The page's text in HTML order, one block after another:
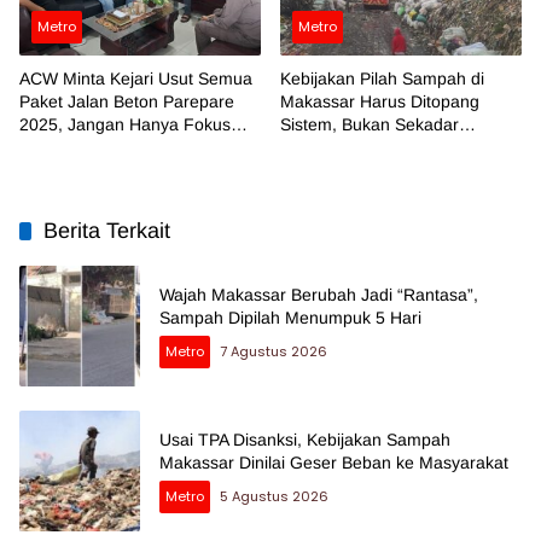
Metro
ACW Minta Kejari Usut Semua
Paket Jalan Beton Parepare
2025, Jangan Hanya Fokus
Metro
Kebijakan Pilah Sampah di
Makassar Harus Ditopang
Sistem, Bukan Sekadar
Berita Terkait
Wajah Makassar Berubah Jadi “Rantasa”,
Sampah Dipilah Menumpuk 5 Hari
Metro
7 Agustus 2026
Usai TPA Disanksi, Kebijakan Sampah
Makassar Dinilai Geser Beban ke Masyarakat
Metro
5 Agustus 2026